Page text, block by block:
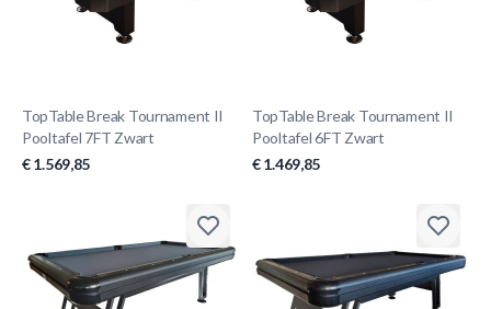
TopTable Break Tournament II
Pooltafel 7FT Zwart
€ 1.569,85
TopTable Break Tournament II
Pooltafel 6FT Zwart
€ 1.469,85